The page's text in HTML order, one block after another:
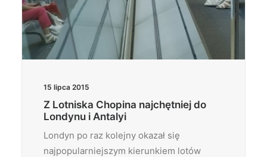
15 lipca 2015
Z Lotniska Chopina najchętniej do
Londynu i Antalyi
Londyn po raz kolejny okazał się
najpopularniejszym kierunkiem lotów